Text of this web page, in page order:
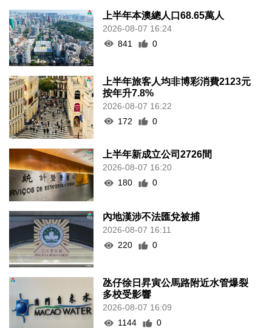
上半年本澳總人口68.65萬人
2026-08-07 16:24
841
0
上半年旅客人均非博彩消費2123元
按年升7.8%
2026-08-07 16:22
172
0
上半年新成立公司2726間
2026-08-07 16:20
180
0
內地漢涉不法匯兌被捕
2026-08-07 16:11
220
0
氹仔徐日昇寅公馬路附近水管爆裂
多校受影響
2026-08-07 16:09
1144
0